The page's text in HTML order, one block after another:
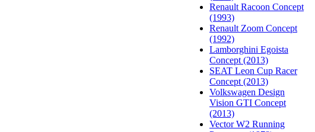
Renault Racoon Concept
(1993)
Renault Zoom Concept
(1992)
Lamborghini Egoista
Concept (2013)
SEAT Leon Cup Racer
Concept (2013)
Volkswagen Design
Vision GTI Concept
(2013)
Vector W2 Running